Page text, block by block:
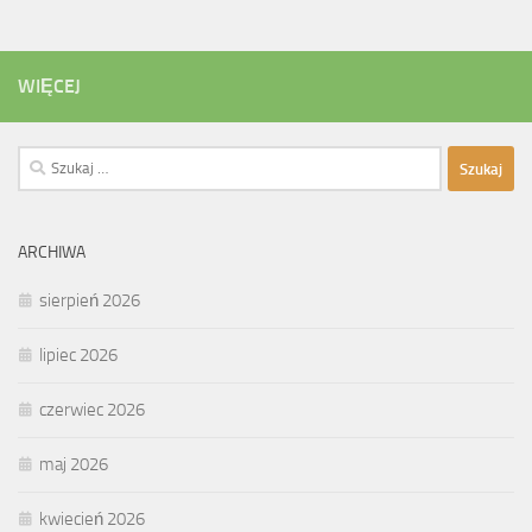
WIĘCEJ
Szukaj:
ARCHIWA
sierpień 2026
lipiec 2026
czerwiec 2026
maj 2026
kwiecień 2026